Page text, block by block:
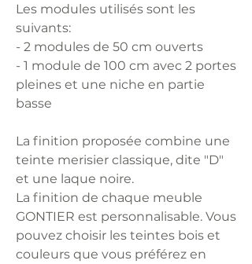
Les modules utilisés sont les
suivants:
- 2 modules de 50 cm ouverts
- 1 module de 100 cm avec 2 portes
pleines et une niche en partie
basse
La finition proposée combine une
teinte merisier classique, dite "D"
et une laque noire.
La finition de chaque meuble
GONTIER est personnalisable. Vous
pouvez choisir les teintes bois et
couleurs que vous préférez en